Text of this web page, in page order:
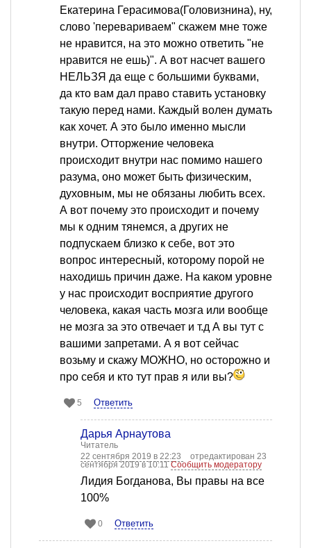
Екатерина Герасимова(Головизнина), ну,
слово 'перевариваем" скажем мне тоже
не нравится, на это можно ответить "не
нравится не ешь)". А вот насчет вашего
НЕЛЬЗЯ да еще с большими буквами,
да кто вам дал право ставить установку
такую перед нами. Каждый волен думать
как хочет. А это было именно мысли
внутри. Отторжение человека
происходит внутри нас помимо нашего
разума, оно может быть физическим,
духовным, мы не обязаны любить всех.
А вот почему это происходит и почему
мы к одним тянемся, а других не
подпускаем близко к себе, вот это
вопрос интересный, которому порой не
находишь причин даже. На каком уровне
у нас происходит восприятие другого
человека, какая часть мозга или вообще
не мозга за это отвечает и т.д А вы тут с
вашими запретами. А я вот сейчас
возьму и скажу МОЖНО, но осторожно и
про себя и кто тут прав я или вы?
5 Ответить
Дарья Арнаутова
Читатель
22 сентября 2019 в 22:23
отредактирован 23
сентября 2019 в 10:11Сообщить модератору
Лидия Богданова, Вы правы на все
100%
0 Ответить